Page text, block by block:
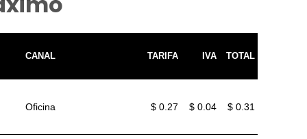
CANAL TARIFA IVA TOTAL
Oficina $ 0.27 $ 0.04 $ 0.31